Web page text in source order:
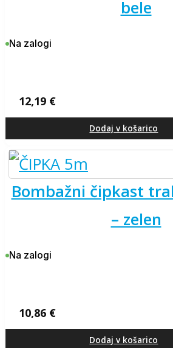
bele
Na zalogi
12,19 €
Dodaj v košarico
bombažni čipkast trak 55mm 5m
– zelen
Na zalogi
10,86 €
Dodaj v košarico